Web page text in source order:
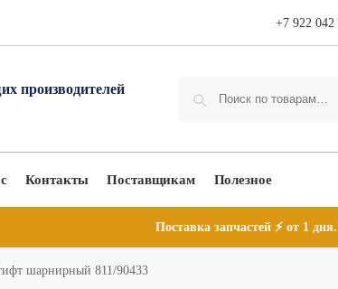
+7 922 042
Контакты Поставщикам Полезное
Поставка запчастей ⚡ от 1
шарнирный 811/90433